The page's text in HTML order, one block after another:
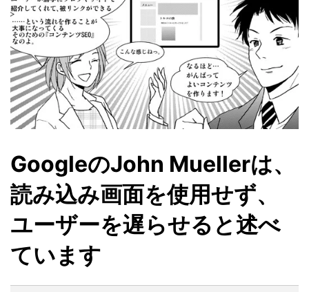
GoogleのJohn Muellerは、
読み込み画面を使用せず、
ユーザーを遅らせると述べ
ています